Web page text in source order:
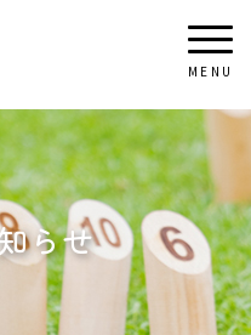
らせ